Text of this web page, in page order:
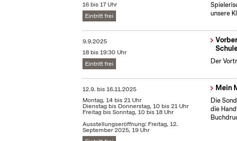
16 bis 17 Uhr
Eintritt frei
unsere
9.9.2025
18 bis 19:30 Uhr
Eintritt frei
Der
12.9. bis16.11.2025
Montag, 14 bis 21 Uhr
Dienstag bis Donnerstag, 10 bis 21 Uhr
Freitag bis Sonntag, 10 bis 18 Uhr
Ausstellungseröffnung: Freitag, 12.
September 2025, 19 Uhr
Mein
Die
die